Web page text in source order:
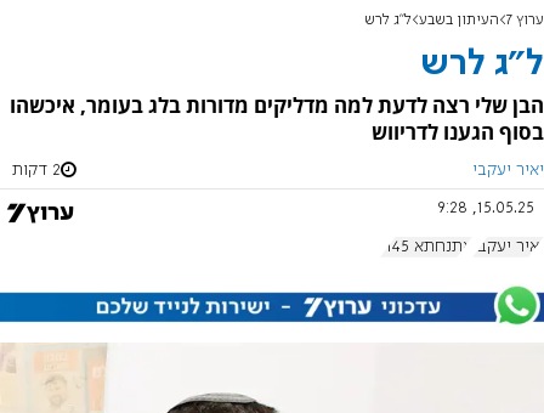
ערוץ 7 העיתון בשבע ל"ג לרש
ל"ג לרש
הבן שלי רצה לדעת למה מדליקים מדורות בלג בעומר, איכשהו
בסוף הגענו לדריווש
יאיר יעקבי 2 דקות
15.05.25, 9:28
יאיר יעקבי אתנחתא 1145